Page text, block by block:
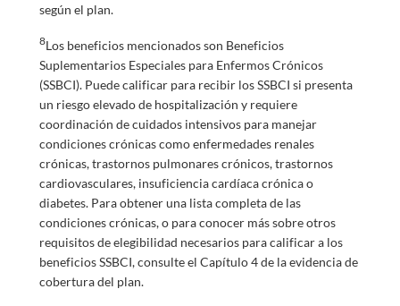
según el plan.
8Los beneficios mencionados son Beneficios
Suplementarios Especiales para Enfermos Crónicos
(SSBCI). Puede calificar para recibir los SSBCI si presenta
un riesgo elevado de hospitalización y requiere
coordinación de cuidados intensivos para manejar
condiciones crónicas como enfermedades renales
crónicas, trastornos pulmonares crónicos, trastornos
cardiovasculares, insuficiencia cardíaca crónica o
diabetes. Para obtener una lista completa de las
condiciones crónicas, o para conocer más sobre otros
requisitos de elegibilidad necesarios para calificar a los
beneficios SSBCI, consulte el Capítulo 4 de la evidencia de
cobertura del plan.